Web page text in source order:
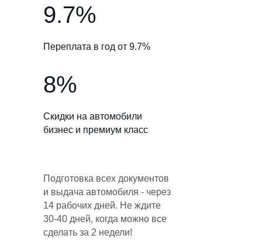
9.7%
Переплата в год от 9.7%
8%
Скидки на автомобили
бизнес и премиум класс
Подготовка всех документов
и выдача автомобиля - через
14 рабочих дней. Не ждите
30-40 дней, когда можно все
сделать за 2 недели!